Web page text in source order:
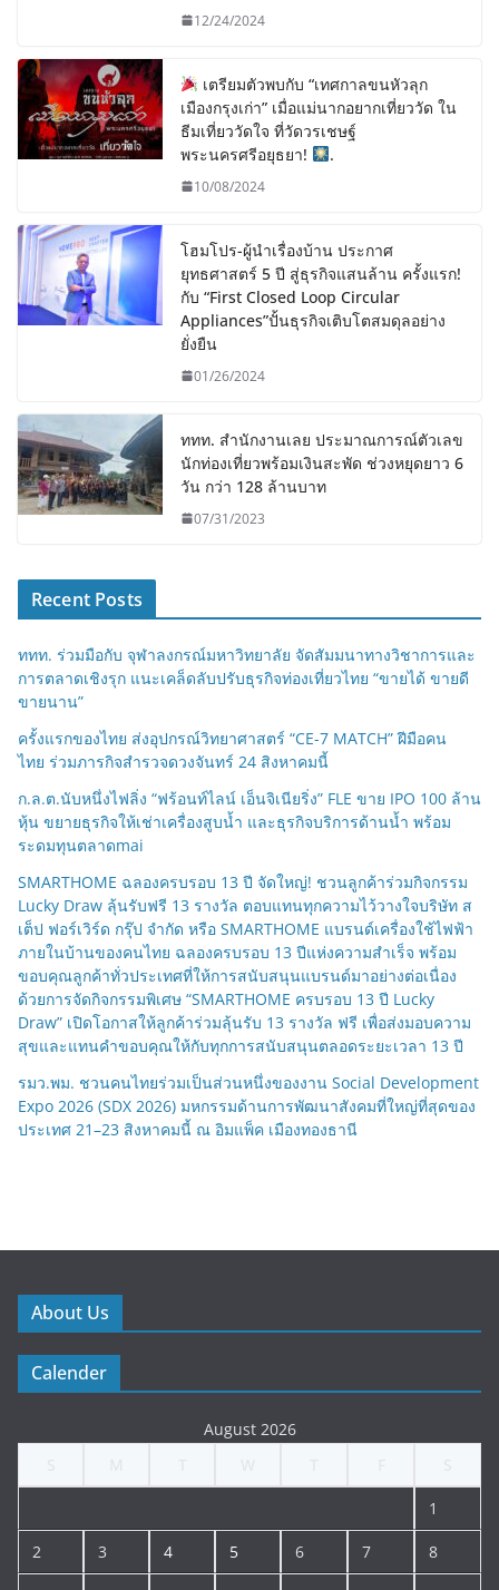
12/24/2024
เตรียมตัวพบกับ “เทศกาลขนหัวลุก
เมืองกรุงเก่า” เมื่อแม่นากอยากเที่ยววัด ใน
ธีมเที่ยววัดใจ ที่วัดวรเชษฐ์
พระนครศรีอยุธยา!
.
10/08/2024
โฮมโปร-ผู้นำเรื่องบ้าน ประกาศ
ยุทธศาสตร์ 5 ปี สู่ธุรกิจแสนล้าน ครั้งแรก!
กับ “First Closed Loop Circular
Appliances”ปั้นธุรกิจเติบโตสมดุลอย่าง
ยั่งยืน
01/26/2024
ททท. สำนักงานเลย ประมาณการณ์ตัวเลข
นักท่องเที่ยวพร้อมเงินสะพัด ช่วงหยุดยาว 6
วัน กว่า 128 ล้านบาท
07/31/2023
Recent Posts
ททท. ร่วมมือกับ จุฬาลงกรณ์มหาวิทยาลัย จัดสัมมนาทางวิชาการและ
การตลาดเชิงรุก แนะเคล็ดลับปรับธุรกิจท่องเที่ยวไทย “ขายได้ ขายดี
ขายนาน”
ครั้งแรกของไทย ส่งอุปกรณ์วิทยาศาสตร์ “CE-7 MATCH” ฝีมือคน
ไทย ร่วมภารกิจสำรวจดวงจันทร์ 24 สิงหาคมนี้
ก.ล.ต.นับหนึ่งไฟลิ่ง “ฟร้อนท์ไลน์ เอ็นจิเนียริ่ง” FLE ขาย IPO 100 ล้าน
หุ้น ขยายธุรกิจให้เช่าเครื่องสูบน้ำ และธุรกิจบริการด้านน้ำ พร้อม
ระดมทุนตลาดmai
SMARTHOME ฉลองครบรอบ 13 ปี จัดใหญ่! ชวนลูกค้าร่วมกิจกรรม
Lucky Draw ลุ้นรับฟรี 13 รางวัล ตอบแทนทุกความไว้วางใจบริษัท ส
เต็ป ฟอร์เวิร์ด กรุ๊ป จำกัด หรือ SMARTHOME แบรนด์เครื่องใช้ไฟฟ้า
ภายในบ้านของคนไทย ฉลองครบรอบ 13 ปีแห่งความสำเร็จ พร้อม
ขอบคุณลูกค้าทั่วประเทศที่ให้การสนับสนุนแบรนด์มาอย่างต่อเนื่อง
ด้วยการจัดกิจกรรมพิเศษ “SMARTHOME ครบรอบ 13 ปี Lucky
Draw” เปิดโอกาสให้ลูกค้าร่วมลุ้นรับ 13 รางวัล ฟรี เพื่อส่งมอบความ
สุขและแทนคำขอบคุณให้กับทุกการสนับสนุนตลอดระยะเวลา 13 ปี
รมว.พม. ชวนคนไทยร่วมเป็นส่วนหนึ่งของงาน Social Development
Expo 2026 (SDX 2026) มหกรรมด้านการพัฒนาสังคมที่ใหญ่ที่สุดของ
ประเทศ 21–23 สิงหาคมนี้ ณ อิมแพ็ค เมืองทองธานี
About Us
Calender
August 2026
1
2 3 4 5 6 7 8